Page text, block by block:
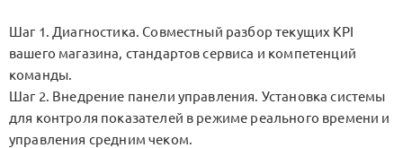
Шаг 1. Диагностика. Совместный разбор текущих KPI
вашего магазина, стандартов сервиса и компетенций
команды.
Шаг 2. Внедрение панели управления. Установка системы
для контроля показателей в режиме реального времени и
управления средним чеком.